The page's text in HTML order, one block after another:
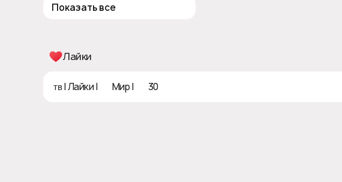
Показать все
Лайки
ᴛʙ | Лайки | 🌍 Мир | ♻ 30